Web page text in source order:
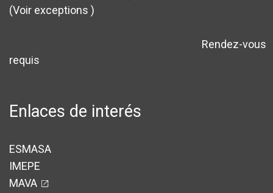
(Voir exceptions )
Rendez-vous
requis
Enlaces de interés
ESMASA
IMEPE
MAVA